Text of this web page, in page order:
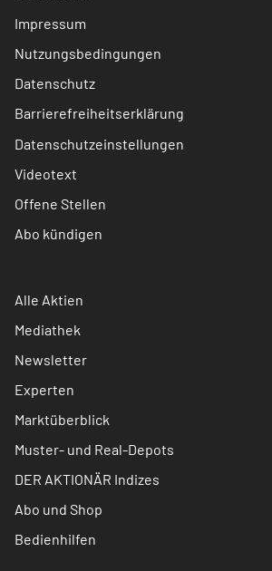
Impressum
Nutzungsbedingungen
Datenschutz
Barrierefreiheitserklärung
Datenschutzeinstellungen
Videotext
Offene Stellen
Abo kündigen
Alle Aktien
Mediathek
Newsletter
Experten
Marktüberblick
Muster- und Real-Depots
DER AKTIONÄR Indizes
Abo und Shop
Bedienhilfen